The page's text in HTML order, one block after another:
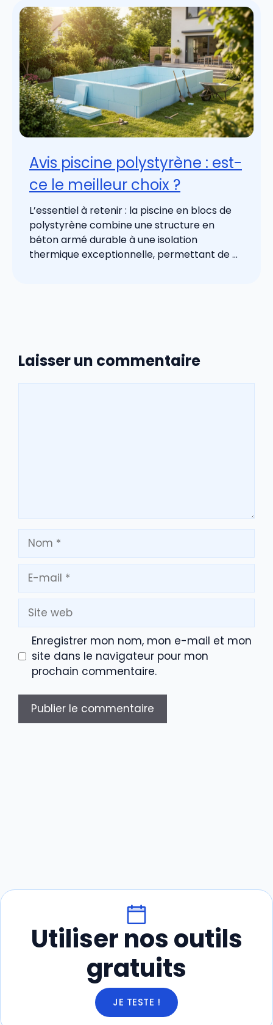
Avis piscine polystyrène : est-
ce le meilleur choix ?
L’essentiel à retenir : la piscine en blocs de
polystyrène combine une structure en
béton armé durable à une isolation
thermique exceptionnelle, permettant de ...
Laisser un commentaire
Nom
mail
Site
web
Enregistrer mon nom, mon e-mail et mon
site dans le navigateur pour mon
prochain commentaire.
Utiliser nos outils
gratuits
JE TESTE !